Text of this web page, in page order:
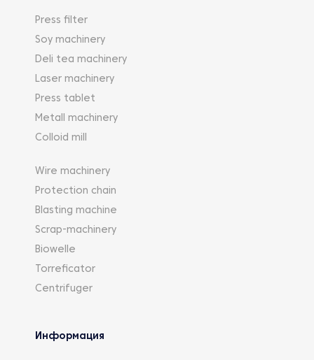
Press filter
Soy machinery
Deli tea machinery
Laser machinery
Press tablet
Metall machinery
Colloid mill
Wire machinery
Protection chain
Blasting machine
Scrap-machinery
Biowelle
Torreficator
Centrifuger
Информация